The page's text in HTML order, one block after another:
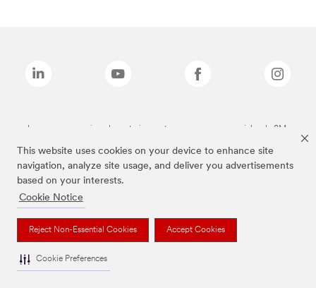
This website uses cookies on your device to enhance site
navigation, analyze site usage, and deliver you advertisements
based on your interests.
Cookie Notice
Reject Non-Essential Cookies Accept Cookies
Cookie Preferences
Las marcas mencionadas anteriormente son marcas comerciales de 3M.